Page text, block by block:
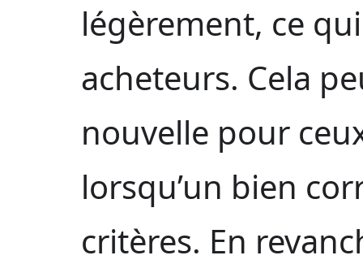
légèrement, ce
acheteurs. Cela
nouvelle pour
lorsqu’un bien
critères. En